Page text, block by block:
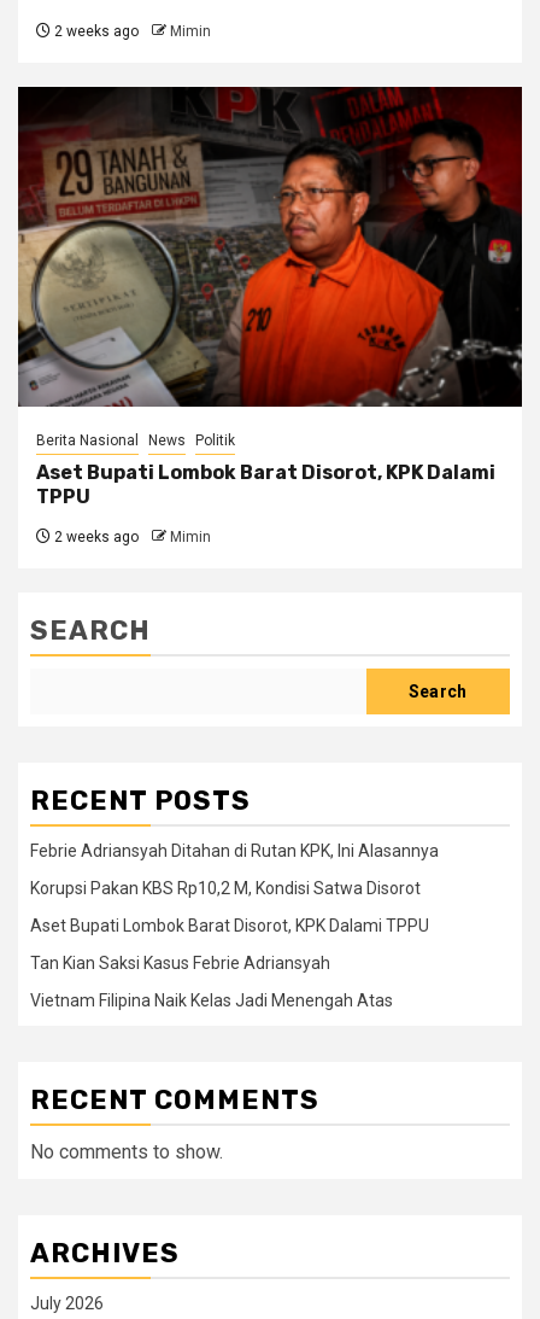
2 weeks ago Mimin
Berita Nasional News Politik
Aset Bupati Lombok Barat Disorot, KPK Dalami
TPPU
2 weeks ago Mimin
SEARCH
Search
RECENT POSTS
Febrie Adriansyah Ditahan di Rutan KPK, Ini Alasannya
Korupsi Pakan KBS Rp10,2 M, Kondisi Satwa Disorot
Aset Bupati Lombok Barat Disorot, KPK Dalami TPPU
Tan Kian Saksi Kasus Febrie Adriansyah
Vietnam Filipina Naik Kelas Jadi Menengah Atas
RECENT COMMENTS
No comments to show.
ARCHIVES
July 2026